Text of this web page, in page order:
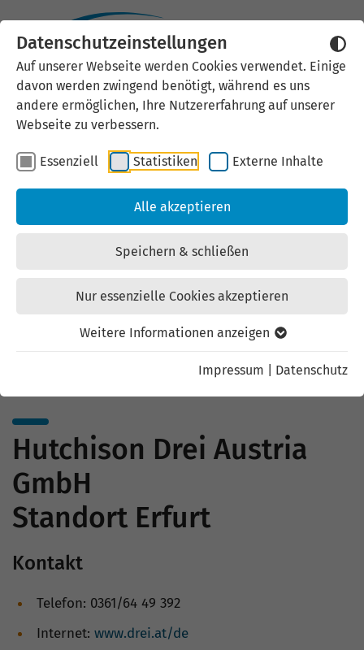
Datenschutzeinstellungen
Auf unserer Webseite werden Cookies verwendet. Einige
davon werden zwingend benötigt, während es uns
andere ermöglichen, Ihre Nutzererfahrung auf unserer
Webseite zu verbessern.
Essenziell Statistiken Externe Inhalte
Alle akzeptieren
Speichern & schließen
Nur essenzielle Cookies akzeptieren
Weitere Informationen anzeigen
Impressum Datenschutz
Externen Inhalt laden
Wir verwenden auf unserer
Website externe Inhalte, um Ihnen
zusätzliche Informationen
anzubieten. Einige externe Inhalte
(z.B. Google Maps, Youtube)
können persönliche Daten (z.B. IP-
Mit der Bestätigung erklären Sie
Hutchison Drei Austria
GmbH
Standort Erfurt
Kontakt
Telefon: 0361/64 49 392
Internet: www.drei.at/de